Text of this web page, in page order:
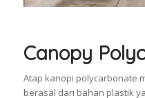
Canopy
Atap kanopi polycarbonate
berasal dari bahan plastik